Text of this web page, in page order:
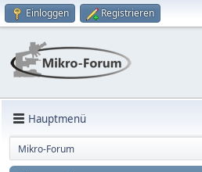
Einloggen Registrieren
Hauptmenü
Mikro-Forum